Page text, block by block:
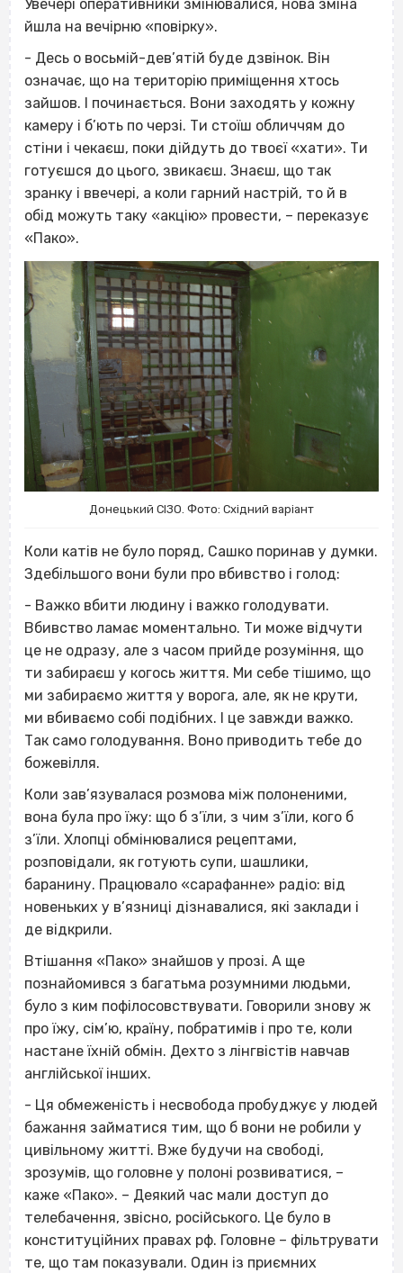
Увечері оперативники змінювалися, нова зміна
йшла на вечірню «повірку».
- Десь о восьмій-дев’ятій буде дзвінок. Він
означає, що на територію приміщення хтось
зайшов. І починається. Вони заходять у кожну
камеру і б’ють по черзі. Ти стоїш обличчям до
стіни і чекаєш, поки дійдуть до твоєї «хати». Ти
готуєшся до цього, звикаєш. Знаєш, що так
зранку і ввечері, а коли гарний настрій, то й в
обід можуть таку «акцію» провести, – переказує
«Пако».
Донецький СІЗО. Фото: Східний варіант
Коли катів не було поряд, Сашко поринав у думки.
Здебільшого вони були про вбивство і голод:
- Важко вбити людину і важко голодувати.
Вбивство ламає моментально. Ти може відчути
це не одразу, але з часом прийде розуміння, що
ти забираєш у когось життя. Ми себе тішимо, що
ми забираємо життя у ворога, але, як не крути,
ми вбиваємо собі подібних. І це завжди важко.
Так само голодування. Воно приводить тебе до
божевілля.
Коли зав’язувалася розмова між полоненими,
вона була про їжу: що б з’їли, з чим з’їли, кого б
з’їли. Хлопці обмінювалися рецептами,
розповідали, як готують супи, шашлики,
баранину. Працювало «сарафанне» радіо: від
новеньких у в’язниці дізнавалися, які заклади і
де відкрили.
Втішання «Пако» знайшов у прозі. А ще
познайомився з багатьма розумними людьми,
було з ким пофілосовствувати. Говорили знову ж
про їжу, сім’ю, країну, побратимів і про те, коли
настане їхній обмін. Дехто з лінгвістів навчав
англійської інших.
- Ця обмеженість і несвобода пробуджує у людей
бажання займатися тим, що б вони не робили у
цивільному житті. Вже будучи на свободі,
зрозумів, що головне у полоні розвиватися, –
каже «Пако». – Деякий час мали доступ до
телебачення, звісно, російського. Це було в
конституційних правах рф. Головне – фільтрувати
те, що там показували. Один із приємних